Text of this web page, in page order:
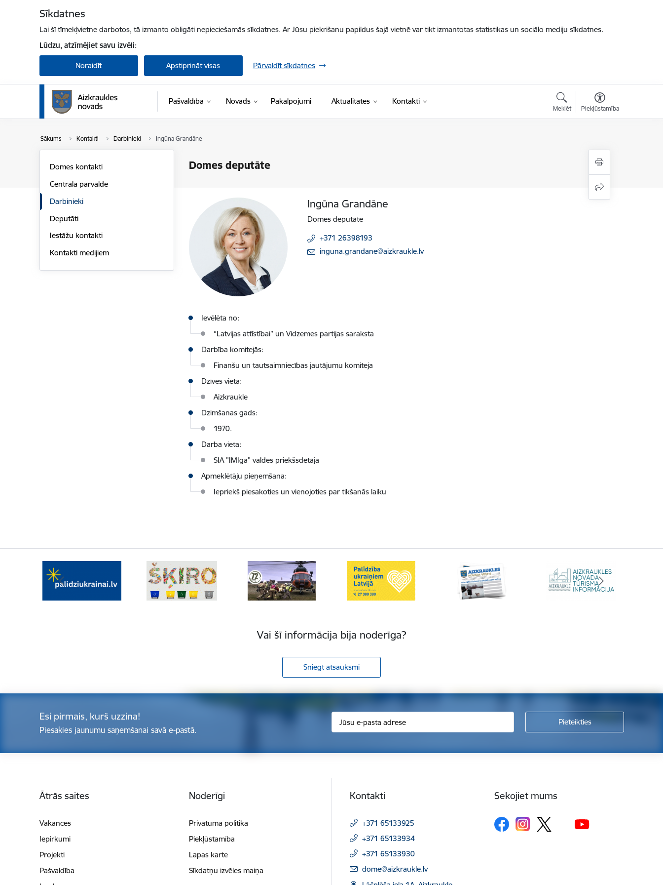
Sīkdatnes
Lai šī tīmekļvietne darbotos, tā izmanto obligāti nepieciešamās sīkdatnes. Ar Jūsu piekrišanu papildus šajā vietnē var tikt izmantotas statistikas un sociālo mediju sīkdatnes.
Lūdzu, atzīmējiet savu izvēli:
Noraidīt Apstiprināt visas Pārvaldīt sīkdatnes
Pašvaldība Novads Pakalpojumi Aktualitātes Kontakti
Meklēt Piekļūstamība
Sākums Kontakti Darbinieki Ingūna Grandāne
Domes deputāte
Domes kontakti
Centrālā pārvalde
Darbinieki
Deputāti
Iestāžu kontakti
Kontakti medijiem
Ingūna Grandāne
Domes deputāte
+371 26398193
E-pasts:inguna.grandane@aizkraukle.lv
Ievēlēta no:
“Latvijas attīstībai” un Vidzemes partijas saraksta
Darbība komitejās:
Finanšu un tautsaimniecības jautājumu komiteja
Dzīves vieta:
Aizkraukle
Dzimšanas gads:
1970.
Darba vieta:
SIA "IMIga" valdes priekšsdētāja
Apmeklētāju pieņemšana:
Iepriekš piesakoties un vienojoties par tikšanās laiku
Vai šī informācija bija noderīga?
Sniegt atsauksmi
Esi pirmais, kurš uzzina!
Piesakies jaunumu saņemšanai savā e-pastā.
Ātrās saites
Vakances
Iepirkumi
Projekti
Pašvaldība
Noderīgi
Privātuma politika
Piekļūstamība
Lapas karte
Sīkdatņu izvēles maiņa
Kontakti
+371 65133925
+371 65133934
+371 65133930
E-pasts:
dome@aizkraukle.lv
Sekojiet mums